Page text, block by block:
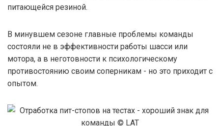
питающейся резиной.
В минувшем сезоне главные проблемы команды
состояли не в эффективности работы шасси или
мотора, а в неготовности к психологическому
противостоянию своим соперникам - но это приходит с
опытом.